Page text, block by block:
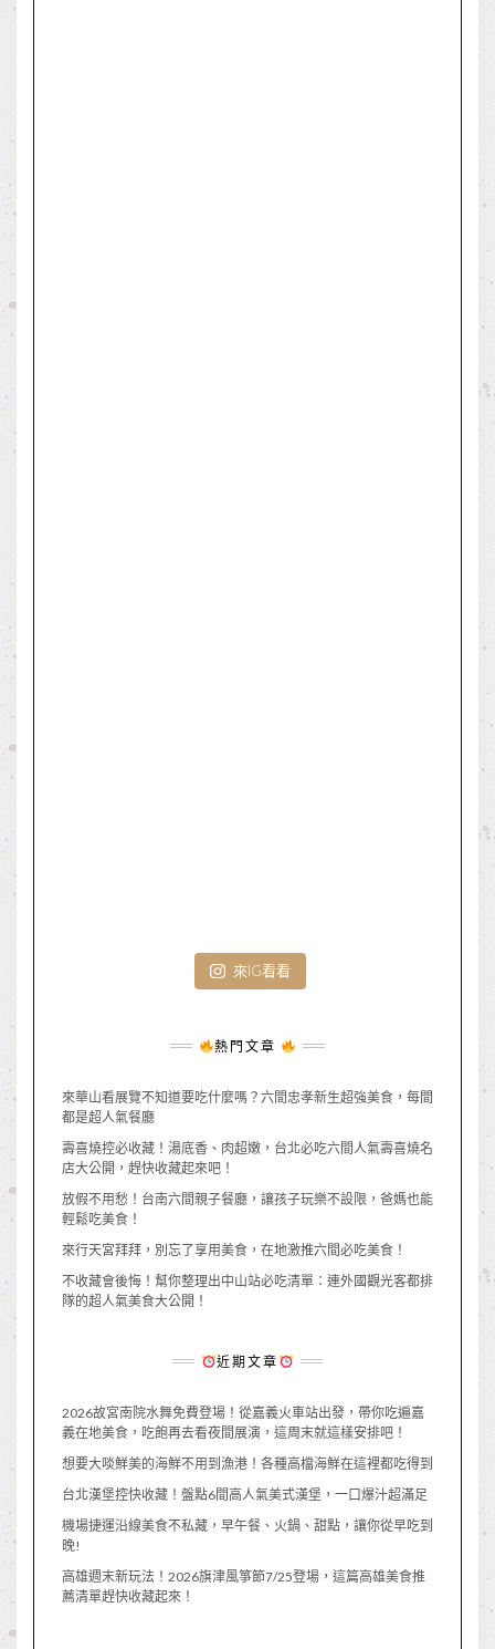
來IG看看
熱門文章
來華山看展覽不知道要吃什麼嗎？六間忠孝新生超強美食，每間
都是超人氣餐廳
壽喜燒控必收藏！湯底香、肉超嫩，台北必吃六間人氣壽喜燒名
店大公開，趕快收藏起來吧！
放假不用愁！台南六間親子餐廳，讓孩子玩樂不設限，爸媽也能
輕鬆吃美食！
來行天宮拜拜，別忘了享用美食，在地激推六間必吃美食！
不收藏會後悔！幫你整理出中山站必吃清單：連外國觀光客都排
隊的超人氣美食大公開！
近期文章
2026故宮南院水舞免費登場！從嘉義火車站出發，帶你吃遍嘉
義在地美食，吃飽再去看夜間展演，這周末就這樣安排吧！
想要大啖鮮美的海鮮不用到漁港！各種高檔海鮮在這裡都吃得到
台北漢堡控快收藏！盤點6間高人氣美式漢堡，一口爆汁超滿足
機場捷運沿線美食不私藏，早午餐、火鍋、甜點，讓你從早吃到
晚!
高雄週末新玩法！2026旗津風箏節7/25登場，這篇高雄美食推
薦清單趕快收藏起來！